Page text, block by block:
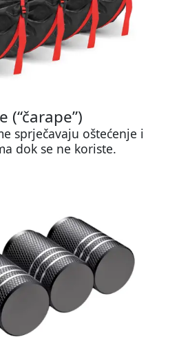
(“čarape”)
sprječavaju oštećenje i
dok se ne koriste.